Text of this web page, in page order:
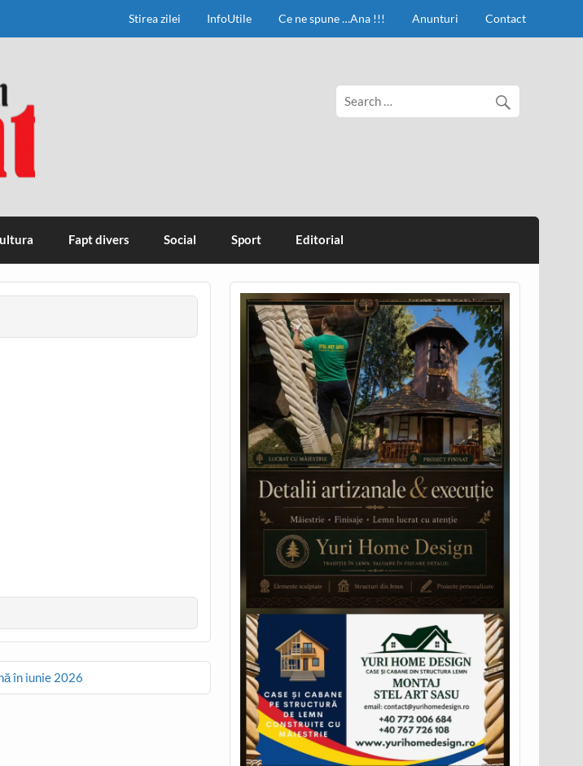
Stirea zilei InfoUtile Ce ne spune …Ana !!! Anunturi Contact
Fapt divers Social Sport Editorial
în iunie 2026